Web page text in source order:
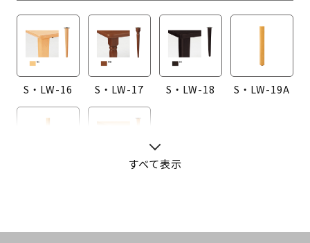
S・LW-16 S・LW-17 S・LW-18 S・LW-19A
すべて表示